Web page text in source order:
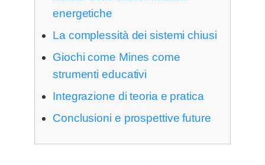
energetiche
La complessità dei sistemi chiusi
Giochi come Mines come
strumenti educativi
Integrazione di teoria e pratica
Conclusioni e prospettive future